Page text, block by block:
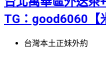
TG：good6060【
台灣本土正妹外約